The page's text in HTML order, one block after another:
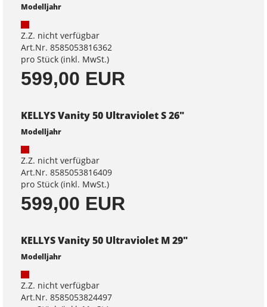
Modelljahr
Z.Z. nicht verfügbar
Art.Nr. 8585053816362
pro Stück (inkl. MwSt.)
599,00 EUR
KELLYS Vanity 50 Ultraviolet S 26"
Modelljahr
Z.Z. nicht verfügbar
Art.Nr. 8585053816409
pro Stück (inkl. MwSt.)
599,00 EUR
KELLYS Vanity 50 Ultraviolet M 29"
Modelljahr
Z.Z. nicht verfügbar
Art.Nr. 8585053824497